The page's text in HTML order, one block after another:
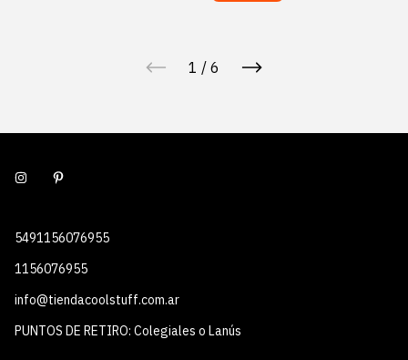
1 / 6
5491156076955
1156076955
info@tiendacoolstuff.com.ar
PUNTOS DE RETIRO: Colegiales o Lanús